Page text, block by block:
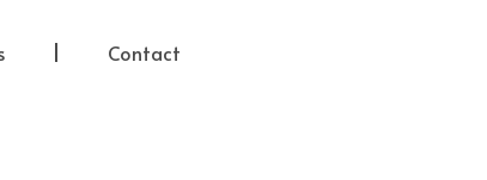
Contact